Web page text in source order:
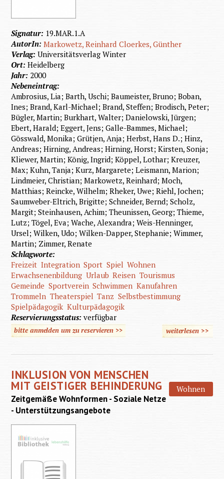
Signatur: 19.MAR.1.A
AutorIn:Markowetz, Reinhard Cloerkes, Günther
Verlag:Universitätsverlag Winter
Ort:Heidelberg
Jahr: 2000
Nebeneintrag:
Ambrosius, Lia; Barth, Uschi; Baumeister, Bruno; Boban,
Ines; Brand, Karl-Michael; Brand, Steffen; Brodisch, Peter;
Bügler, Martin; Burkhart, Walter; Danielowski, Jürgen;
Ebert, Harald; Eggert, Jens; Galle-Bammes, Michael;
Gösswald, Monika; Grütjen, Anja; Herbst, Hans D.; Hinz,
Andreas; Hirning, Andreas; Hirning, Horst; Kirsten, Sonja;
Kliewer, Martin; König, Ingrid; Köppel, Lothar; Kreuzer,
Max; Kuhn, Tanja; Kurz, Margarete; Leismann, Marion;
Lindmeier, Christian; Markowetz, Reinhard; Moch,
Matthias; Reincke, Wilhelm; Rheker, Uwe; Riehl, Jochen;
Saumweber-Eltrich, Brigitte; Schneider, Bernd; Scholz,
Margit; Steinhausen, Achim; Theunissen, Georg; Thieme,
Lutz; Tögel, Eva; Wache, Alexandra; Weis-Henninger,
Ursel; Wilken, Udo; Wilken-Dapper, Stephanie; Wimmer,
Martin; Zimmer, Renate
Schlagworte:
Freizeit Integration Sport Spiel Wohnen
Erwachsenenbildung Urlaub Reisen Tourismus
Gemeinde Sportverein Schwimmen Kanufahren
Trommeln Theaterspiel Tanz Selbstbestimmung
Spielpädagogik Kulturpädagogik
Reservierungsstatus:verfügbar
bitte anmelden um zu reservieren >> weiterlesen>>
INKLUSION VON MENSCHEN
MIT GEISTIGER BEHINDERUNG Wohnen
Zeitgemäße Wohnformen - Soziale Netze
- Unterstützungsangebote